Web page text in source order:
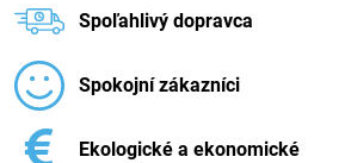
Spoľahlivý dopravca
Spokojní zákazníci
Ekologické a ekonomické